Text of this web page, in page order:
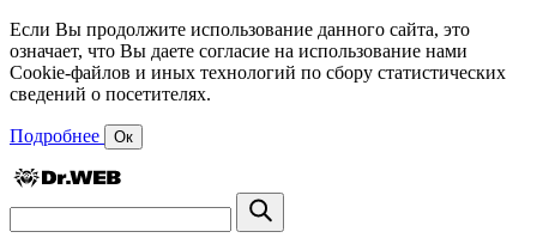
Если Вы продолжите использование данного сайта, это
означает, что Вы даете согласие на использование нами
Cookie-файлов и иных технологий по сбору статистических
сведений о посетителях.
Подробнее Ок